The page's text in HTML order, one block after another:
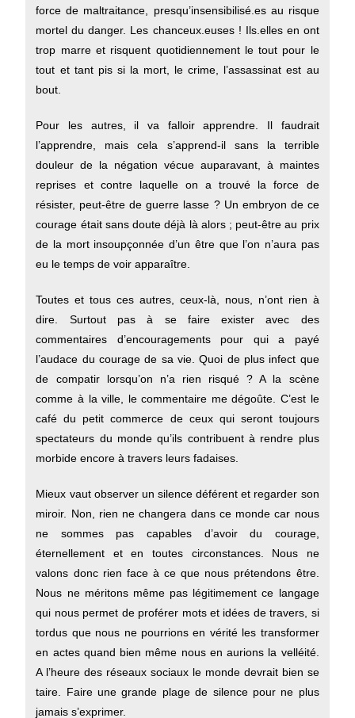
force de maltraitance, presqu’insensibilisé.es au risque
mortel du danger. Les chanceux.euses ! Ils.elles en ont
trop marre et risquent quotidiennement le tout pour le
tout et tant pis si la mort, le crime, l’assassinat est au
bout.
Pour les autres, il va falloir apprendre. Il faudrait
l’apprendre, mais cela s’apprend-il sans la terrible
douleur de la négation vécue auparavant, à maintes
reprises et contre laquelle on a trouvé la force de
résister, peut-être de guerre lasse ? Un embryon de ce
courage était sans doute déjà là alors ; peut-être au prix
de la mort insoupçonnée d’un être que l’on n’aura pas
eu le temps de voir apparaître.
Toutes et tous ces autres, ceux-là, nous, n’ont rien à
dire. Surtout pas à se faire exister avec des
commentaires d’encouragements pour qui a payé
l’audace du courage de sa vie. Quoi de plus infect que
de compatir lorsqu’on n’a rien risqué ? A la scène
comme à la ville, le commentaire me dégoûte. C’est le
café du petit commerce de ceux qui seront toujours
spectateurs du monde qu’ils contribuent à rendre plus
morbide encore à travers leurs fadaises.
Mieux vaut observer un silence déférent et regarder son
miroir. Non, rien ne changera dans ce monde car nous
ne sommes pas capables d’avoir du courage,
éternellement et en toutes circonstances. Nous ne
valons donc rien face à ce que nous prétendons être.
Nous ne méritons même pas légitimement ce langage
qui nous permet de proférer mots et idées de travers, si
tordus que nous ne pourrions en vérité les transformer
en actes quand bien même nous en aurions la velléité.
A l’heure des réseaux sociaux le monde devrait bien se
taire. Faire une grande plage de silence pour ne plus
jamais s’exprimer.